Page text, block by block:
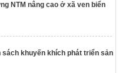
NTM nâng cao ở xã ven biển
khuyến khích phát triển sản